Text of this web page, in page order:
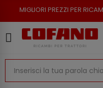
PREZZI PER RICAMBI PER